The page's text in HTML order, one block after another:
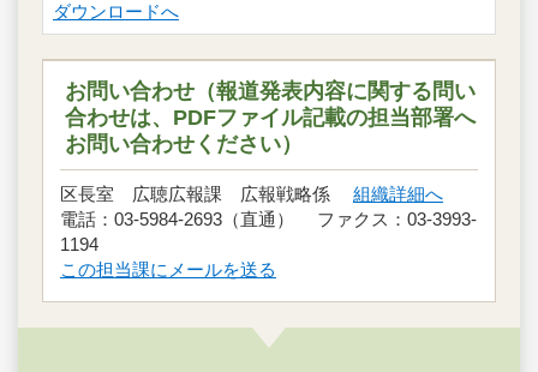
ダウンロードへ
お問い合わせ（報道発表内容に関する問い
合わせは、PDFファイル記載の担当部署へ
お問い合わせください）
区長室 広聴広報課 広報戦略係 組織詳細へ
電話：03-5984-2693（直通） ファクス：03-3993-
1194
この担当課にメールを送る